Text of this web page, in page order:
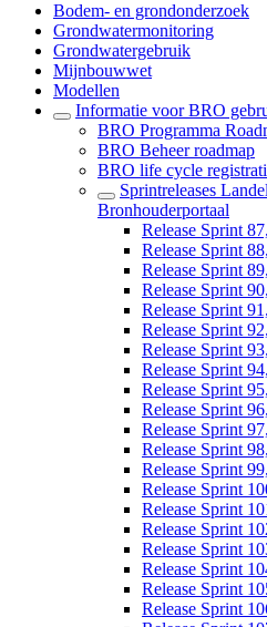
Bodem- en grondonderzoek
Grondwatermonitoring
Grondwatergebruik
Mijnbouwwet
Modellen
Informatie voor BRO
BRO Programma
BRO Beheer roadmap
BRO life cycle
Sprintreleases
Bronhouderportaal
Release Sprint
Release Sprint
Release Sprint
Release Sprint
Release Sprint
Release Sprint
Release Sprint
Release Sprint
Release Sprint
Release Sprint
Release Sprint
Release Sprint
Release Sprint
Release Sprint
Release Sprint
Release Sprint
Release Sprint
Release Sprint
Release Sprint
Release Sprint